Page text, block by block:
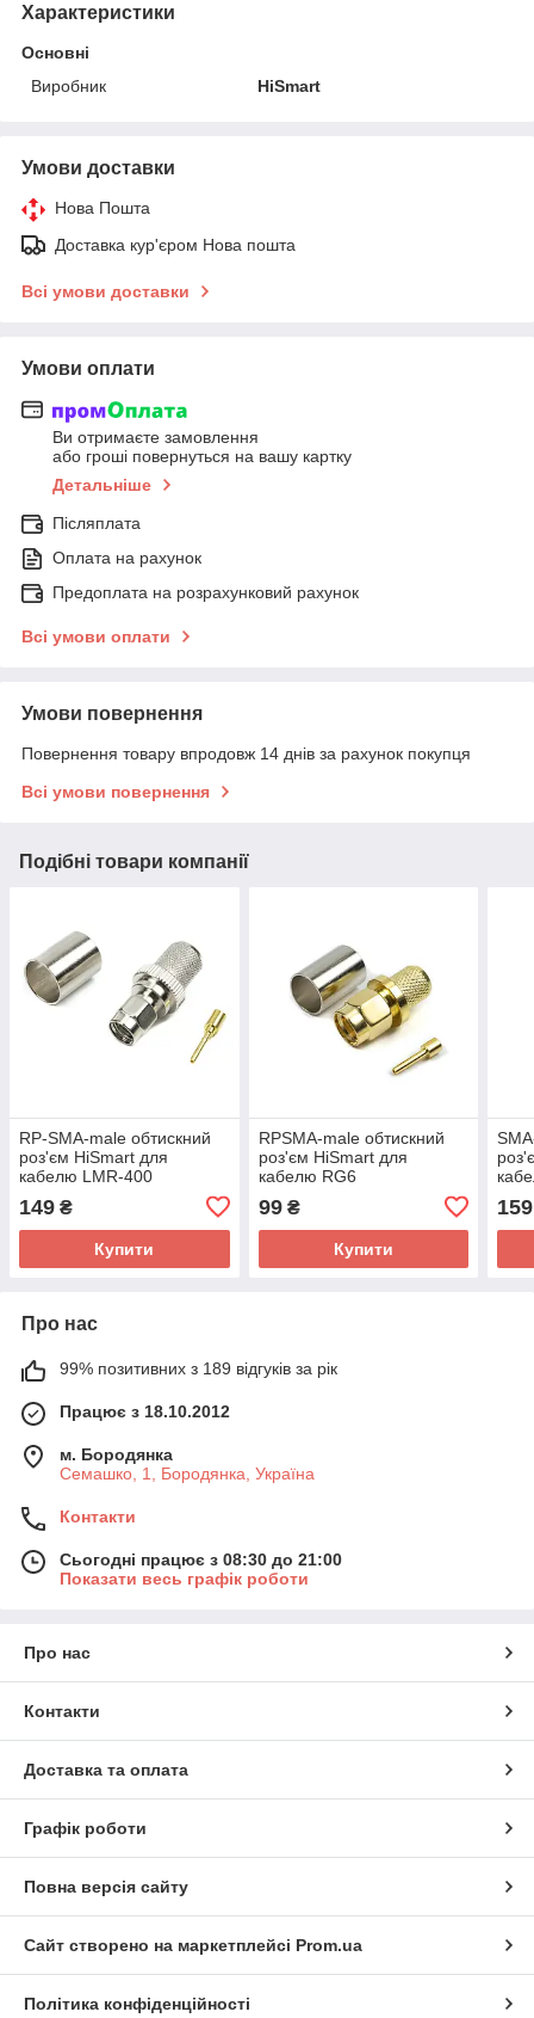
Характеристики
Основні
Виробник
HiSmart
Умови доставки
Нова Пошта
Доставка кур'єром Нова пошта
Всі умови доставки
Умови оплати
Ви отримаєте замовлення
або гроші повернуться на вашу картку
Детальніше
Післяплата
Оплата на рахунок
Предоплата на розрахунковий рахунок
Всі умови оплати
Умови повернення
Повернення товару впродовж 14 днів за рахунок покупця
Всі умови повернення
Подібні товари компанії
RP-SMA-male обтискний
роз'єм HiSmart для
кабелю LMR-400
149 ₴
Купити
RPSMA-male обтискний
роз'єм HiSmart для
кабелю RG6
99₴
Купити
159
Про нас
99% позитивних з 189 відгуків за рік
Працює з 18.10.2012
м. Бородянка
Семашко, 1, Бородянка, Україна
Контакти
Сьогодні працює з 08:30 до 21:00
Показати весь графік роботи
Про нас
Контакти
Доставка та оплата
Графік роботи
Повна версія сайту
Сайт створено на маркетплейсі Prom.ua
Політика конфіденційності